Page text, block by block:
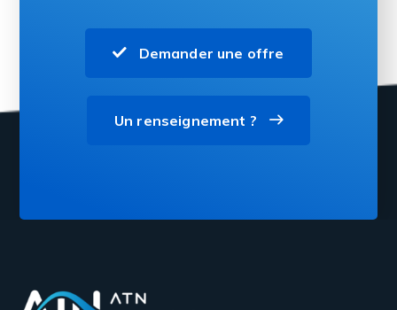
Demander une offre
Un renseignement ?